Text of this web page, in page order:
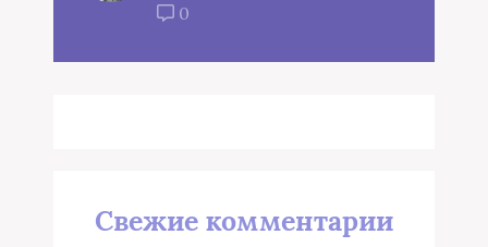
0
Свежие комментарии